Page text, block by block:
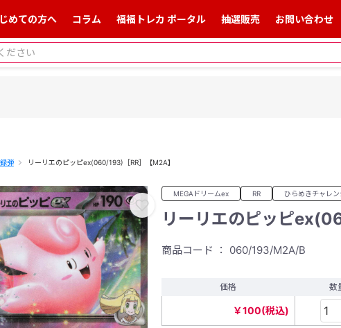
めての方へ コラム 福福トレカ ポータル 抽選販売 お問い合わせ
弾 リーリエのピッピex(060/193)［RR］【M2A】
MEGAドリームex RR ひらめきチャレン
リーリエのピッピ
商品コード ： 060/193/M2A/B
価格 数
￥100(税込)